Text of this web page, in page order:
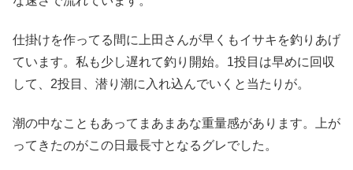
仕掛けを作ってる間に上田さんが早くもイサキを釣りあげ
ています。私も少し遅れて釣り開始。1投目は早めに回収
して、2投目、潜り潮に入れ込んでいくと当たりが。
潮の中なこともあってまあまあな重量感があります。上が
ってきたのがこの日最長寸となるグレでした。